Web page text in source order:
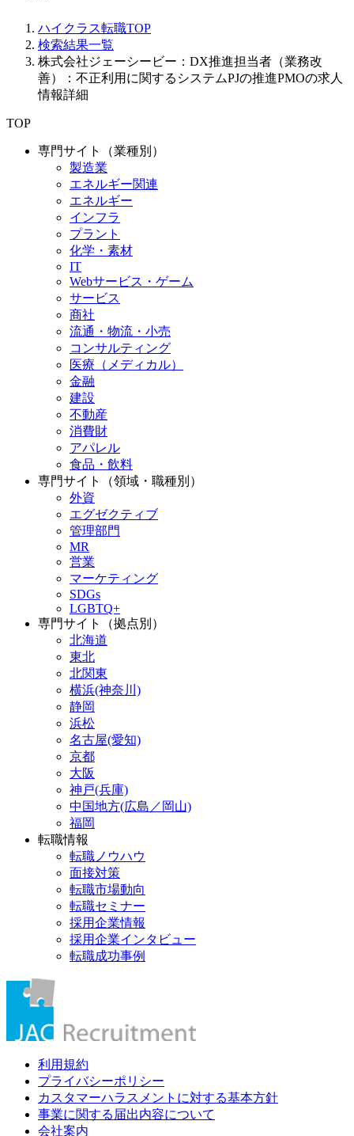
ハイクラス転職TOP
検索結果一覧
株式会社ジェーシービー：DX推進担当者（業務改
善）：不正利用に関するシステムPJの推進PMOの求人
情報詳細
TOP
専門サイト（業種別）
製造業
エネルギー関連
エネルギー
インフラ
プラント
化学・素材
IT
Webサービス・ゲーム
サービス
商社
流通・物流・小売
コンサルティング
医療（メディカル）
金融
建設
不動産
消費財
アパレル
食品・飲料
専門サイト（領域・職種別）
外資
エグゼクティブ
管理部門
MR
営業
マーケティング
SDGs
LGBTQ+
専門サイト（拠点別）
北海道
東北
北関東
横浜(神奈川)
静岡
浜松
名古屋(愛知)
京都
大阪
神戸(兵庫)
中国地方(広島／岡山)
福岡
転職情報
転職ノウハウ
面接対策
転職市場動向
転職セミナー
採用企業情報
採用企業インタビュー
転職成功事例
利用規約
プライバシーポリシー
カスタマーハラスメントに対する基本方針
事業に関する届出内容について
会社案内